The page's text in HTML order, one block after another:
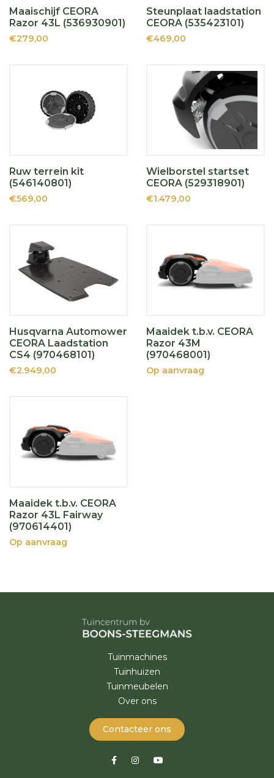
Maaischijf CEORA
Razor 43L (536930901)
€279,00
Steunplaat laadstation
CEORA (535423101)
€469,00
Ruw terrein kit
(546140801)
€569,00
Wielborstel startset
CEORA (529318901)
€1.479,00
Husqvarna Automower
CEORA Laadstation
CS4 (970468101)
€2.949,00
Maaidek t.b.v. CEORA
Razor 43M
(970468001)
Op aanvraag
Maaidek t.b.v. CEORA
Razor 43L Fairway
(970614401)
Op aanvraag
Tuinmachines
Tuinhuizen
Tuinmeubelen
Over ons
Contacteer ons